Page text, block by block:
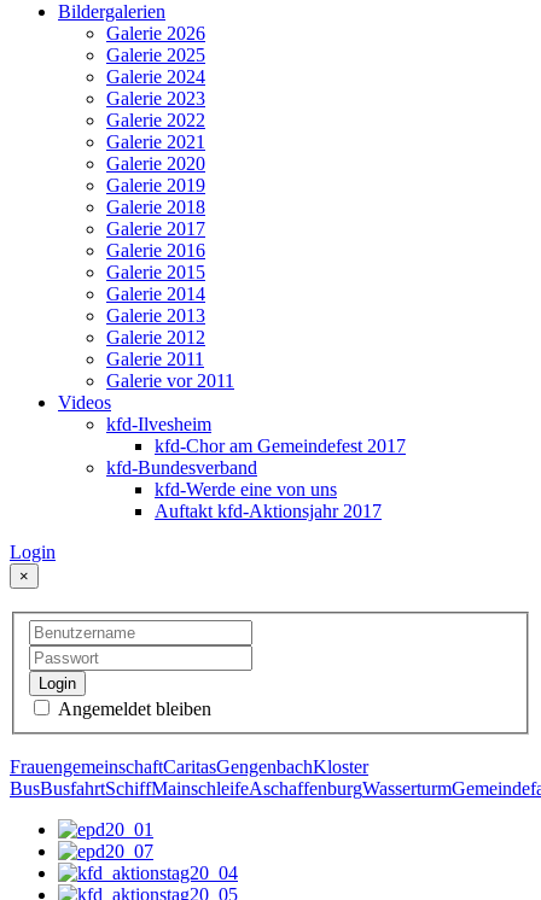
Bildergalerien
Galerie 2026
Galerie 2025
Galerie 2024
Galerie 2023
Galerie 2022
Galerie 2021
Galerie 2020
Galerie 2019
Galerie 2018
Galerie 2017
Galerie 2016
Galerie 2015
Galerie 2014
Galerie 2013
Galerie 2012
Galerie 2011
Galerie vor 2011
Videos
kfd-Ilvesheim
kfd-Chor am Gemeindefest 2017
kfd-Bundesverband
kfd-Werde eine von uns
Auftakt kfd-Aktionsjahr 2017
Login
×
Login
Angemeldet bleiben
FrauengemeinschaftCaritasGengenbachKloster
BusBusfahrtSchiffMainschleifeAschaffenburgWasserturm